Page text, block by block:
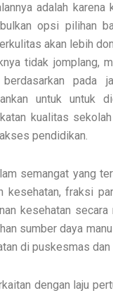
adalah
opsi pilihan
akan lebih
tidak jomplang,
berdasarkan pada
untuk untuk
kualitas
pendidikan.
semangat yang
kesehatan, fraksi
kesehatan
sumber daya
di puskesmas dan
dengan laju